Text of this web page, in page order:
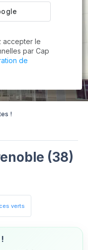
!
(38)
verts
accepter le
par Cap
de